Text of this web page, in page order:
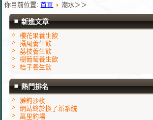
你目前位置:首頁 潮水＞＞
新進文章
櫻花果養生飲
攝風養生飲
荔枝養生飲
樹葡萄養生飲
桔子養生飲
熱門排名
灘釣沙梭
網站終於換了新系統
萬里釣場